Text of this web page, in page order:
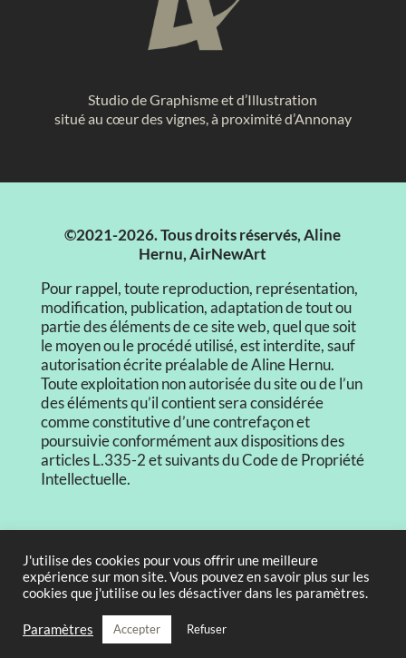
Studio de Graphisme et d’Illustration
situé au cœur des vignes, à proximité d’Annonay
©2021-2026. Tous droits réservés, Aline
Hernu, AirNewArt
Pour rappel, toute reproduction, représentation,
modification, publication, adaptation de tout ou
partie des éléments de ce site web, quel que soit
le moyen ou le procédé utilisé, est interdite, sauf
autorisation écrite préalable de Aline Hernu.
Toute exploitation non autorisée du site ou de l’un
des éléments qu’il contient sera considérée
comme constitutive d’une contrefaçon et
poursuivie conformément aux dispositions des
articles L.335-2 et suivants du Code de Propriété
Intellectuelle.
Mentions légales
Politique de confidentialité
J'utilise des cookies pour vous offrir une meilleure
expérience sur mon site. Vous pouvez en savoir plus sur les
cookies que j'utilise ou les désactiver dans les paramètres.
Paramètres Accepter Refuser